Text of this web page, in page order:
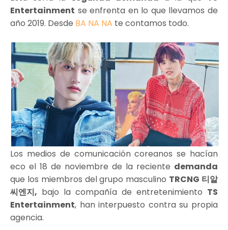
Entertainment se enfrenta en lo que llevamos de
año 2019. Desde BA NA NA te contamos todo.
Los medios de comunicación coreanos se hacían
eco el 18 de noviembre de la reciente demanda
que los miembros del grupo masculino TRCNG 티알
씨엔지, bajo la compañía de entretenimiento TS
Entertainment, han interpuesto contra su propia
agencia.